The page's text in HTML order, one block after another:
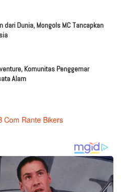
dari Dunia, Mongols MC Tancapkan
Komunitas Penggemar
Alam